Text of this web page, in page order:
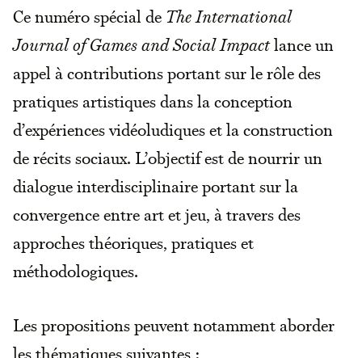
Ce numéro spécial de The International
Journal of Games and Social Impactlance un
appel à contributions portant sur le rôle des
pratiques artistiques dans la conception
d’expériences vidéoludiques et la construction
de récits sociaux. L’objectif est de nourrir un
dialogue interdisciplinaire portant sur la
convergence entre art et jeu, à travers des
approches théoriques, pratiques et
méthodologiques.
Les propositions peuvent notamment aborder
les thématiques suivantes :